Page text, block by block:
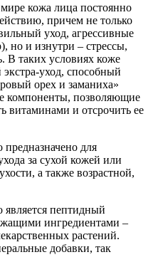
кожа лица постоянно
причем не только
уход, агрессивные
но и изнутри – стрессы,
В таких условиях коже
уход, способный
орех и заманиха»
компоненты, позволяющие
витаминами и отсрочить ее
предназначено для
за сухой кожей или
а также возрастной,
является пептидный
ингредиентами –
растений.
добавки, так